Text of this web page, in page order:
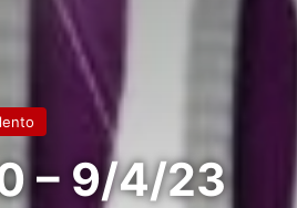
– 9/4/23